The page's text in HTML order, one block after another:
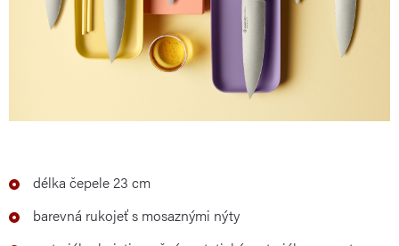
délka čepele 23 cm
barevná rukojeť s mosaznými nýty